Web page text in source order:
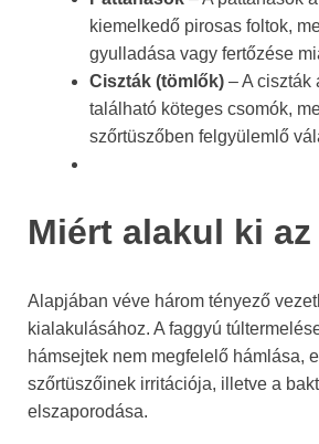
kiemelkedő pirosas foltok,
gyulladása vagy fertőzése
Ciszták (tömlők) – A ciszták
található köteges csomók,
szőrtüszőben felgyülemlő
Miért alakul ki
Alapjában véve három tényező
kialakulásához. A faggyú
hámsejtek nem megfelelő hámlása,
szőrtüszőinek irritációja, illetve a
elszaporodása.